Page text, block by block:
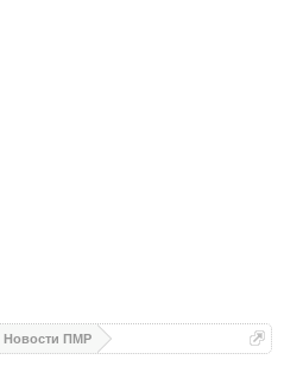
Новости ПМР